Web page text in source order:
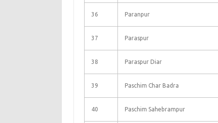
36 Paranpur
37 Paraspur
38 Paraspur Diar
39 Paschim Char Badra
40 Paschim Sahebrampur